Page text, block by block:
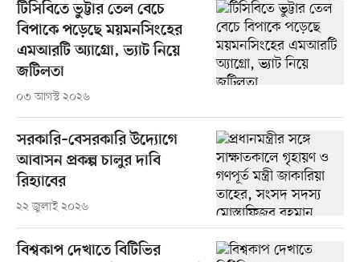
টিসিবিতে ভুট্টার তেল বেচে
বিপাকে পড়েছে ময়মনসিংহের
এমআরটি অ্যাগ্রো, ভ্যাট নিয়ে
জটিলতা
০৩ আগস্ট ২০২৬
সরকারি–বেসরকারি উদ্যোগে
আবাসন প্রকল্প চালুর দাবি
রিহ্যাবের
২২ জুলাই ২০২৬
বিশ্বকাপ দেখাতে বিটিভির